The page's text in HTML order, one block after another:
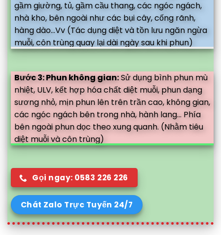
gầm giường, tủ, gầm cầu thang, các ngóc ngách,
nhà kho, bên ngoài như các bụi cây, cống rãnh,
hàng dào...Vv (Tác dụng diệt và tồn lưu ngăn ngừa
muỗi, côn trùng quay lại dài ngày sau khi phun)
Bước 3: Phun không gian:Sử dụng bình phun mù
nhiệt, ULV, kết hợp hóa chất diệt muỗi, phun dạng
sương nhỏ, mịn phun lên trên trần cao, không gian,
các ngóc ngách bên trong nhà, hành lang... Phía
bên ngoài phun dọc theo xung quanh. (Nhằm tiêu
diệt muỗi và côn trùng)
Gọi ngay: 0583 226 226
Chát Zalo Trực Tuyến 24/7